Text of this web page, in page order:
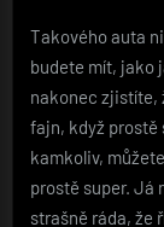
Takového auta
budete mít, jako
nakonec zjistíte,
fajn, když prostě
kamkoliv,
prostě super. Já
strašně ráda, že